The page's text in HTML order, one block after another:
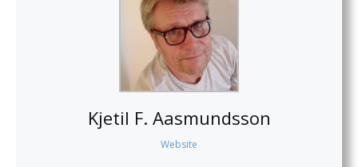
Kjetil F. Aasmundsson
Website